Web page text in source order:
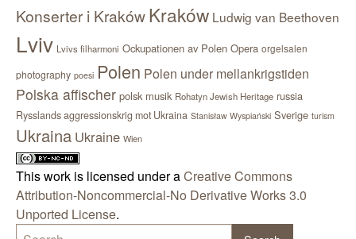
Konserter i KrakówKraków Ludwig van Beethoven
Lviv Lvivs filharmoni Ockupationen av Polen Opera orgelsalen
photography poesi Polen Polen under mellankrigstiden
Polska affischer polsk musik Rohatyn Jewish Heritage russia
Rysslands aggressionskrig mot Ukraina Stanisław Wyspiański Sverige turism
Ukraina Ukraine Wien
This work is licensed under aCreative Commons
Attribution-Noncommercial-No Derivative Works 3.0
Unported License.